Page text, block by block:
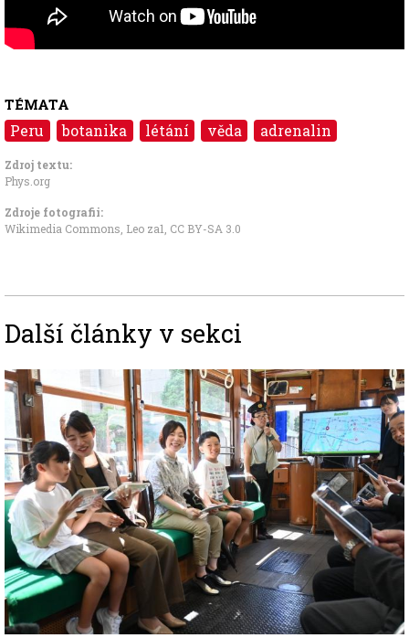
TÉMATA
Peru botanika létání věda adrenalin
Zdroj textu:
Phys.org
Zdroje fotografii:
Wikimedia Commons, Leo za1 CC BY-SA 3.0
Další články v sekci
Image